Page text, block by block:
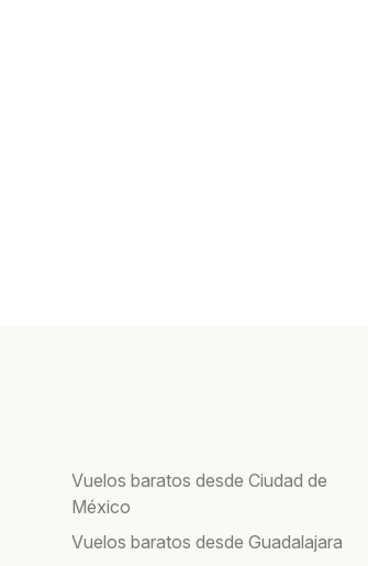
Vuelos baratos desde Ciudad de
México
Vuelos baratos desde Guadalajara